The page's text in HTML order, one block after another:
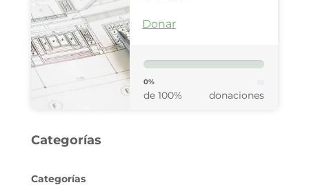
Donar
0%
de 100% donaciones
Categorías
Categorías